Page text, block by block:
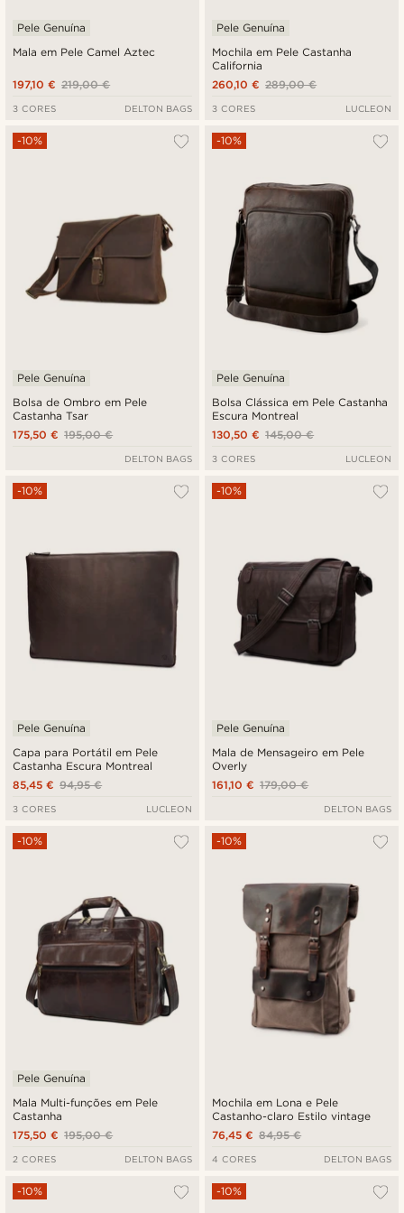
Mala em Pele Camel Aztec
Pele Genuína
219,00 €
197,10 €
3 CORES DELTON BAGS
Mochila em Pele Castanha
California
Pele Genuína
289,00 €
260,10 €
3 CORES LUCLEON
Bolsa de Ombro em Pele
Castanha Tsar
-10%
Pele Genuína
195,00 €
175,50 €
DELTON BAGS
Bolsa Clássica em Pele Castanha
Escura Montreal
-10%
Pele Genuína
145,00 €
130,50 €
3 CORES LUCLEON
Capa para Portátil em Pele
Castanha Escura Montreal
-10%
Pele Genuína
94,95 €
85,45 €
3 CORES LUCLEON
Mala de Mensageiro em Pele
Overly
-10%
Pele Genuína
179,00 €
161,10 €
DELTON BAGS
Mala Multi-funções em Pele
Castanha
-10%
Pele Genuína
195,00 €
175,50 €
2 CORES DELTON BAGS
Mochila em Lona e Pele
Castanho-claro Estilo vintage
-10%
84,95 €
76,45 €
4 CORES DELTON BAGS
-10% -10%